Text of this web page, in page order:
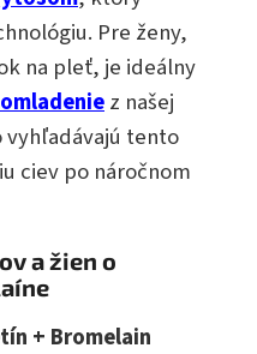
Pre ženy,
na pleť, je ideálny
z našej
vyhľadávajú tento
ciev po náročnom
a žien o
+ Bromelain